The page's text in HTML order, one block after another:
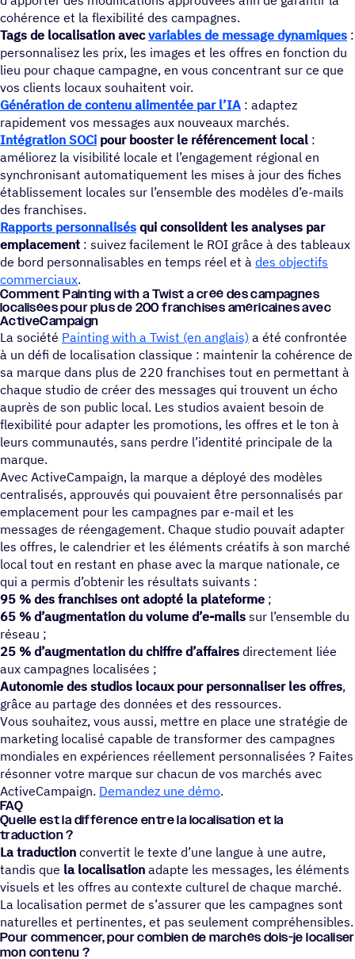
cohérence et la flexibilité des campagnes.
Tags de localisation avecvariables de message dynamiques :
personnalisez les prix, les images et les offres en fonction du
lieu pour chaque campagne, en vous concentrant sur ce que
vos clients locaux souhaitent voir.
Génération de contenu alimentée par l’IA : adaptez
rapidement vos messages aux nouveaux marchés.
Intégration SOCi pour booster le référencement local :
améliorez la visibilité locale et l’engagement régional en
synchronisant automatiquement les mises à jour des fiches
établissement locales sur l’ensemble des modèles d’e-mails
des franchises.
Rapports personnalisés qui consolident les analyses par
emplacement : suivez facilement le ROI grâce à des tableaux
de bord personnalisables en temps réel et à des objectifs
commerciaux.
Comment Pain­ting with a Twist a créé des campagnes
loca­li­sées pour plus de 200 fran­chises améri­caines avec
ActiveCampaign
La société Painting with a Twist (en anglais) a été confrontée
à un défi de localisation classique : maintenir la cohérence de
sa marque dans plus de 220 franchises tout en permettant à
chaque studio de créer des messages qui trouvent un écho
auprès de son public local. Les studios avaient besoin de
flexibilité pour adapter les promotions, les offres et le ton à
leurs communautés, sans perdre l’identité principale de la
marque.
Avec ActiveCampaign, la marque a déployé des modèles
centralisés, approuvés qui pouvaient être personnalisés par
emplacement pour les campagnes par e-mail et les
messages de réengagement. Chaque studio pouvait adapter
les offres, le calendrier et les éléments créatifs à son marché
local tout en restant en phase avec la marque nationale, ce
qui a permis d’obtenir les résultats suivants :
95 % des franchises ont adopté la plateforme ;
65 % d’augmentation du volume d’e-mails sur l’ensemble du
réseau ;
25 % d’augmentation du chiffre d’affaires directement liée
aux campagnes localisées ;
Autonomie des studios locaux pour personnaliser les offres,
grâce au partage des données et des ressources.
Vous souhaitez, vous aussi, mettre en place une stratégie de
marketing localisé capable de transformer des campagnes
mondiales en expériences réellement personnalisées ? Faites
résonner votre marque sur chacun de vos marchés avec
ActiveCampaign. Demandez une démo.
FAQ
Quelle est la différence entre la localisation et la
traduction ?
La traduction convertit le texte d’une langue à une autre,
tandis que la localisation adapte les messages, les éléments
visuels et les offres au contexte culturel de chaque marché.
La localisation permet de s’assurer que les campagnes sont
naturelles et pertinentes, et pas seulement compréhensibles.
Pour commencer, pour combien de marchés dois-je localiser
mon contenu ?